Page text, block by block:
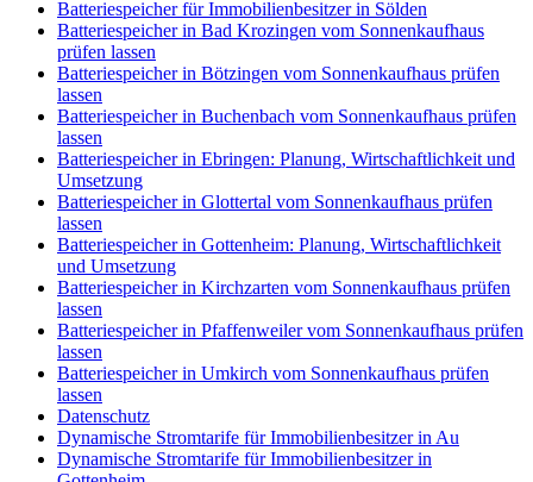
Batteriespeicher für Immobilienbesitzer in Sölden
Batteriespeicher in Bad Krozingen vom Sonnenkaufhaus
prüfen lassen
Batteriespeicher in Bötzingen vom Sonnenkaufhaus prüfen
lassen
Batteriespeicher in Buchenbach vom Sonnenkaufhaus prüfen
lassen
Batteriespeicher in Ebringen: Planung, Wirtschaftlichkeit und
Umsetzung
Batteriespeicher in Glottertal vom Sonnenkaufhaus prüfen
lassen
Batteriespeicher in Gottenheim: Planung, Wirtschaftlichkeit
und Umsetzung
Batteriespeicher in Kirchzarten vom Sonnenkaufhaus prüfen
lassen
Batteriespeicher in Pfaffenweiler vom Sonnenkaufhaus prüfen
lassen
Batteriespeicher in Umkirch vom Sonnenkaufhaus prüfen
lassen
Datenschutz
Dynamische Stromtarife für Immobilienbesitzer in Au
Dynamische Stromtarife für Immobilienbesitzer in